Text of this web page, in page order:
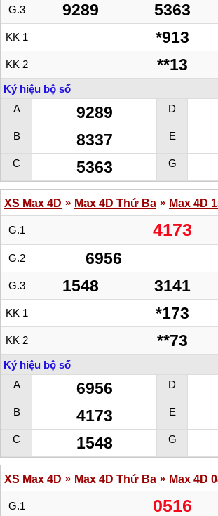
G.3 9289 5363
KK 1 *913
KK 2 **13
Ký hiệu bộ số
A
9289 D
B 8337 E
C 5363 G
XS Max 4D » Max 4D Thứ Ba » Max 4D
G.1 4173
G.2 6956
G.3 1548 3141
KK 1 *173
KK 2 **73
Ký hiệu bộ số
A
6956 D
B 4173 E
C 1548 G
XS Max 4D » Max 4D Thứ Ba » Max 4D
G.1 0516